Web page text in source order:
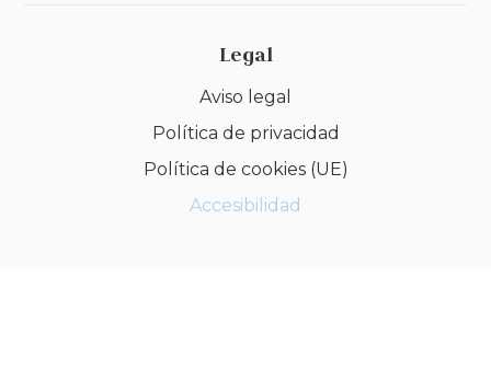
Legal
Aviso legal
Política de privacidad
Política de cookies (UE)
Accesibilidad